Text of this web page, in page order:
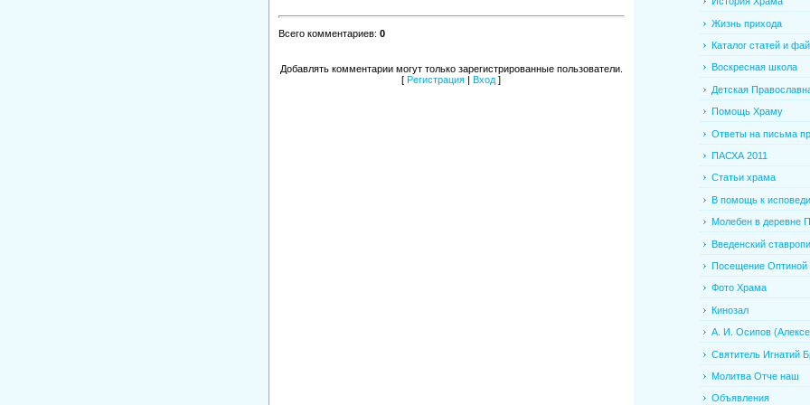
Всего комментариев: 0
Добавлять комментарии могут только зарегистрированные пользователи.
[ Регистрация Вход ]
Жизнь прихода
Каталог статей и
Воскресная школа
Детская
Помощь Храму
Ответы на письма
ПАСХА 2011
Статьи храма
В помощь к исповеди
Молебен в деревне
Введенский
Посещение Оптиной
Фото Храма
Кинозал
А. И. Осипов
Святитель Игнатий
Молитва Отче наш
Объявления